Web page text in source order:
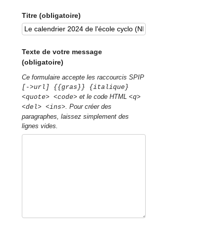
Titre (obligatoire)
Texte de votre message
(obligatoire)
Ce formulaire accepte les raccourcis SPIP
[->url] {{gras}} {italique}
<quote> <code> et le code HTML<q>
<del> <ins>. Pour créer des
paragraphes, laissez simplement des
lignes vides.